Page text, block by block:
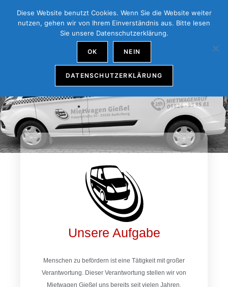
MENÜ
Unsere Aufgabe
Menschen zu befördern ist eine Tätigkeit mit großer
Verantwortung. Dieser Verantwortung stellen wir von
Mietwagen Gießel uns bereits seit vielen Jahren.
Diese Website benutzt Cookies. Wenn Sie die Website weiter
nutzen, gehen wir von Ihrem Einverständnis aus. Bitte lesen
Sie unsere Datenschutzerklärung.
OK NEIN
DATENSCHUTZERKLÄRUNG